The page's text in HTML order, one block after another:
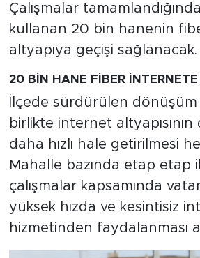
Çalışmalar
kullanan 20 bin hanenin
altyapıya geçişi sağlanacak.
20 BİN HANE FİBER
İlçede sürdürülen dönüşüm
birlikte internet
daha hızlı hale getirilmesi
Mahalle bazında etap etap
çalışmalar kapsamında
yüksek hızda ve kesintisiz
hizmetinden faydalanması